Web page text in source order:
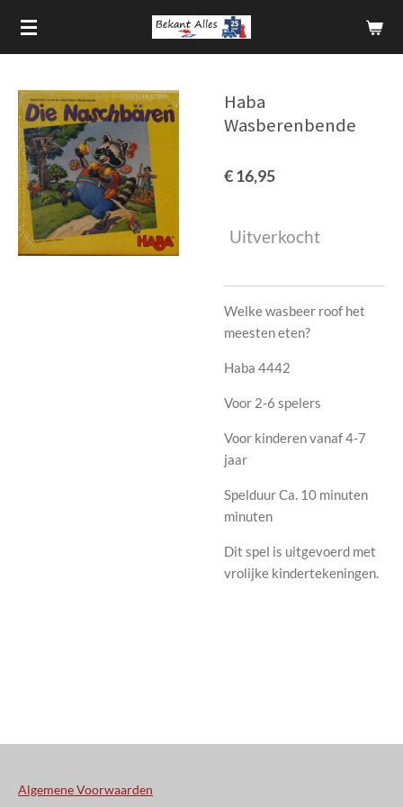
Ga
direct
hoofdinhoud
Haba
Wasberenbende
€ 16,95
Uitverkocht
Welke wasbeer roof het
meesten eten?
Haba 4442
Voor 2-6 spelers
Voor kinderen vanaf 4-7
jaar
Spelduur Ca. 10 minuten
minuten
Dit spel is uitgevoerd met
vrolijke kindertekeningen.
Algemene Voorwaarden